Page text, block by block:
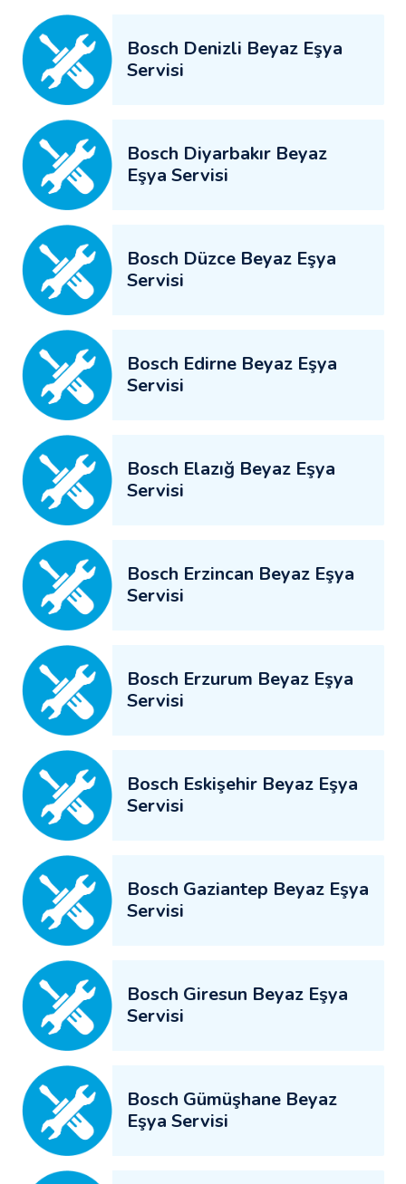
Bosch Denizli Beyaz Eşya
Servisi
Bosch Diyarbakır Beyaz
Eşya Servisi
Bosch Düzce Beyaz Eşya
Servisi
Bosch Edirne Beyaz Eşya
Servisi
Bosch Elazığ Beyaz Eşya
Servisi
Bosch Erzincan Beyaz Eşya
Servisi
Bosch Erzurum Beyaz Eşya
Servisi
Bosch Eskişehir Beyaz Eşya
Servisi
Bosch Gaziantep Beyaz Eşya
Servisi
Bosch Giresun Beyaz Eşya
Servisi
Bosch Gümüşhane Beyaz
Eşya Servisi